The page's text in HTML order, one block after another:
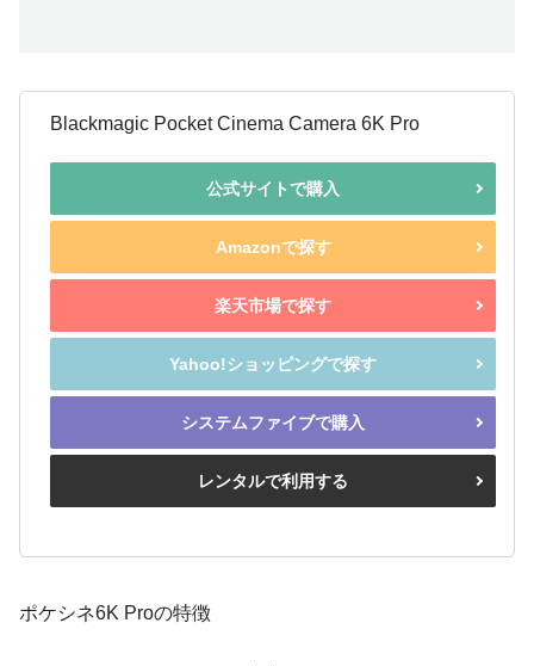
Blackmagic Pocket Cinema Camera 6K Pro
公式サイトで購入
Amazonで探す
楽天市場で探す
Yahoo!ショッピングで探す
システムファイブで購入
レンタルで利用する
ポケシネ6K Proの特徴